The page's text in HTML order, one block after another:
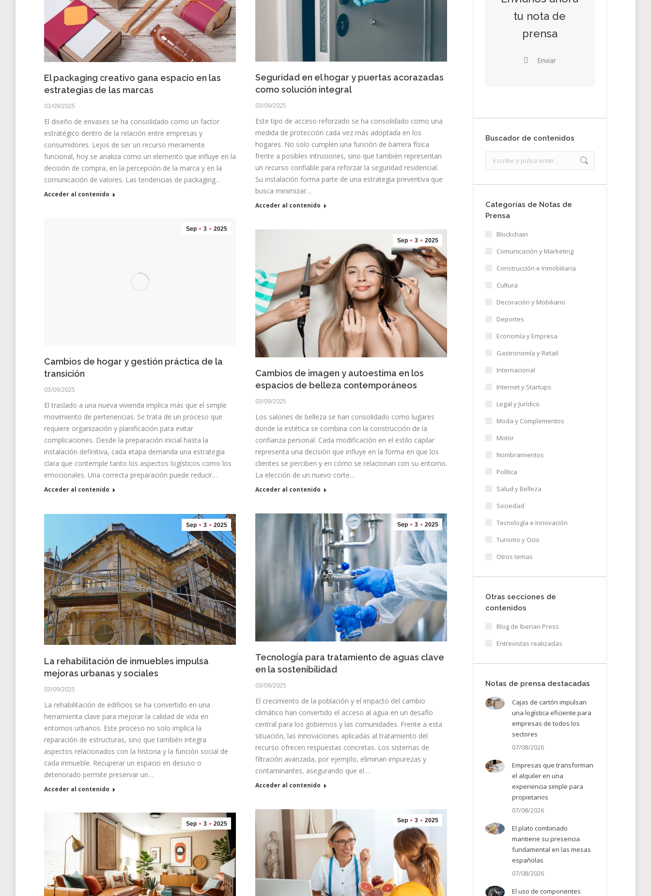
El packaging creativo gana espacio en las
estrategias de las marcas
03/09/2025
El diseño de envases se ha consolidado como un factor
estratégico dentro de la relación entre empresas y
consumidores. Lejos de ser un recurso meramente
funcional, hoy se analiza como un elemento que influye en la
decisión de compra, en la percepción de la marca y en la
comunicación de valores. Las tendencias de packaging…
Acceder al contenido
Seguridad en el hogar y puertas acorazadas
como solución integral
03/09/2025
Este tipo de acceso reforzado se ha consolidado como una
medida de protección cada vez más adoptada en los
hogares. No solo cumplen una función de barrera física
frente a posibles intrusiones, sino que también representan
un recurso confiable para reforzar la seguridad residencial.
Su instalación forma parte de una estrategia preventiva que
busca minimizar…
Acceder al contenido
Sep 3 2025
Cambios de hogar y gestión práctica de la
transición
03/09/2025
El traslado a una nueva vivienda implica más que el simple
movimiento de pertenencias. Se trata de un proceso que
requiere organización y planificación para evitar
complicaciones. Desde la preparación inicial hasta la
instalación definitiva, cada etapa demanda una estrategia
clara que contemple tanto los aspectos logísticos como los
emocionales. Una correcta preparación puede reducir…
Acceder al contenido
Sep 3 2025
Cambios de imagen y autoestima en los
espacios de belleza contemporáneos
03/09/2025
Los salones de belleza se han consolidado como lugares
donde la estética se combina con la construcción de la
confianza personal. Cada modificación en el estilo capilar
representa una decisión que influye en la forma en que los
clientes se perciben y en cómo se relacionan con su entorno.
La elección de un nuevo corte…
Acceder al contenido
Sep 3 2025
Tecnología para tratamiento de aguas clave
en la sostenibilidad
03/09/2025
El crecimiento de la población y el impacto del cambio
climático han convertido el acceso al agua en un desafío
central para los gobiernos y las comunidades. Frente a esta
situación, las innovaciones aplicadas al tratamiento del
recurso ofrecen respuestas concretas. Los sistemas de
filtración avanzada, por ejemplo, eliminan impurezas y
contaminantes, asegurando que el…
Acceder al contenido
Sep 3 2025
La rehabilitación de inmuebles impulsa
mejoras urbanas y sociales
03/09/2025
La rehabilitación de edificios se ha convertido en una
herramienta clave para mejorar la calidad de vida en
entornos urbanos. Este proceso no solo implica la
reparación de estructuras, sino que también integra
aspectos relacionados con la historia y la función social de
cada inmueble. Recuperar un espacio en desuso o
deteriorado permite preservar un…
Acceder al contenido
Sep 3 2025
Sep 3 2025
tu nota de
prensa
Enviar
Buscador de contenidos
Categorías de Notas de
Prensa
Blockchain
Comunicación y Marketing
Construcción e Inmobiliaria
Cultura
Decoración y Mobiliario
Deportes
Economía y Empresa
Gastronomía y Retail
Internacional
Internet y Startups
Legal y Jurídico
Moda y Complementos
Motor
Nombramientos
Política
Salud y Belleza
Sociedad
Tecnología e Innovación
Turismo y Ocio
Otros temas
Otras secciones de
contenidos
Blog de Iberian Press
Entrevistas realizadas
Notas de prensa destacadas
Cajas de cartón impulsan
una logística eficiente para
empresas de todos los
sectores
07/08/2026
Empresas que transforman
el alquiler en una
experiencia simple para
propietarios
07/08/2026
El plato combinado
mantiene su presencia
fundamental en las mesas
españolas
07/08/2026
El uso de componentes